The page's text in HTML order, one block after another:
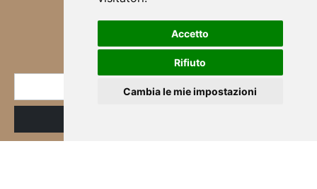
Accetto
Rifiuto
Cambia le mie impostazioni
CORSI & WORKSHOP
NEWSLETTER
* E-mail
alla